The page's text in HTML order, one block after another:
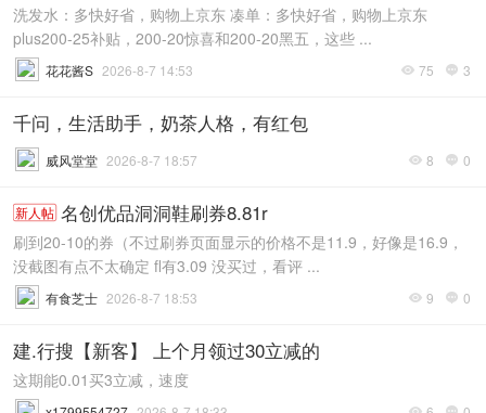
洗发水：多快好省，购物上京东 凑单：多快好省，购物上京东
plus200-25补贴，200-20惊喜和200-20黑五，这些 ...
 75  3
花花酱S 2026-8-7 14:53
千问，生活助手，奶茶人格，有红包
 8  0
威风堂堂 2026-8-7 18:57
新人帖 名创优品洞洞鞋刷券8.81r
刷到20-10的券（不过刷券页面显示的价格不是11.9，好像是16.9，
没截图有点不太确定 fl有3.09 没买过，看评 ...
 9  0
有食芝士 2026-8-7 18:53
建.行搜【新客】 上个月领过30立减的
这期能0.01买3立减，速度